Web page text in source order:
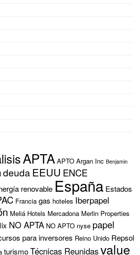
APTA APTO Argan Inc Benjamin
deudaEEUU ENCE
renovable España Estados
Francia gas hoteles Iberpapel
Meliá Hotels Mercadona Merlin Properties
NO APTA NO APTO nyse papel
para inversores Reino Unido Repsol
turismoTécnicas Reunidasvalue